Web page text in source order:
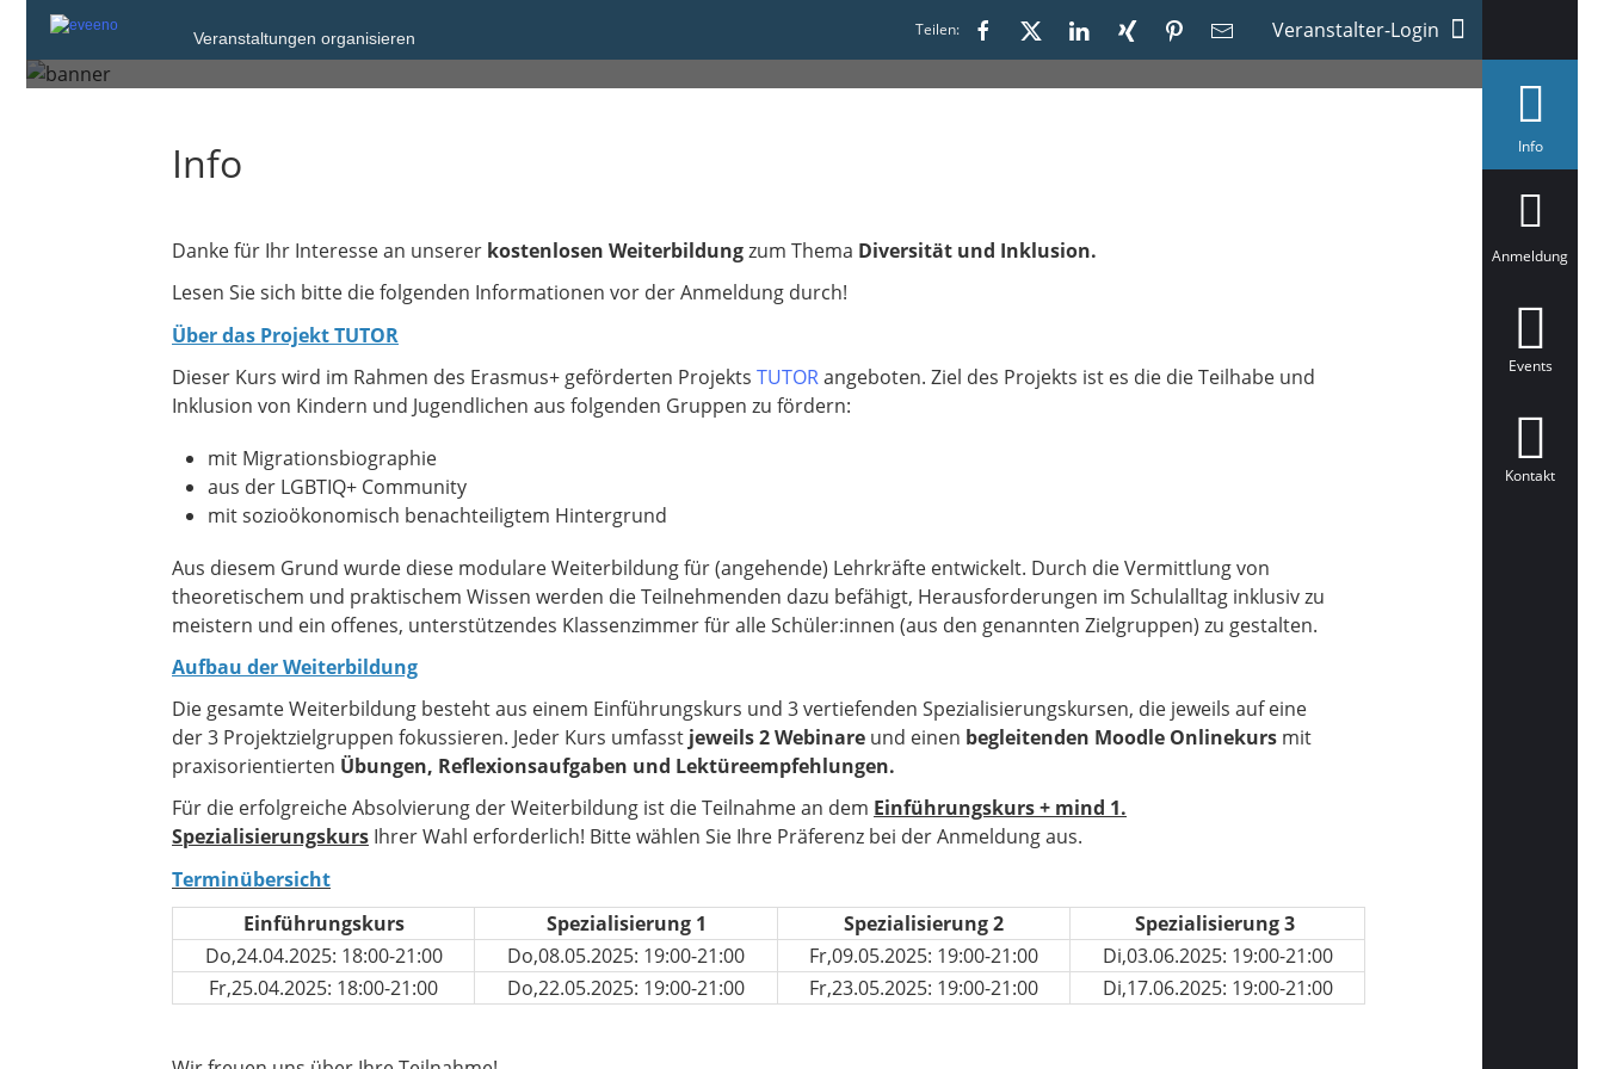
Veranstaltungen organisieren Teilen: Veranstalter-Login
TUTOR Fortbildung: Diversität und Inklusion
Infoa
ä
t
Anmeldung
Events
Kontakt
Info
Danke für Ihr Interesse an unserer kostenlosen Weiterbildungzum Thema Diversität und Inklusion.
Lesen Sie sich bitte die folgenden Informationen vor der Anmeldung durch!
Über das Projekt TUTOR
Dieser Kurs wird im Rahmen des Erasmus+ geförderten Projekts TUTORangeboten. Ziel des Projekts ist es die die Teilhabe und
Inklusion von Kindern und Jugendlichen aus folgenden Gruppen zu fördern:
mit Migrationsbiographie
aus der LGBTIQ+ Community
mit sozioökonomisch benachteiligtem Hintergrund
Aus diesem Grund wurde diese modulare Weiterbildung für (angehende) Lehrkräfte entwickelt. Durch die Vermittlung von
theoretischem und praktischem Wissen werden die Teilnehmenden dazu befähigt, Herausforderungen im Schulalltag inklusiv zu
meistern und ein offenes, unterstützendes Klassenzimmer für alle Schüler:innen (aus den genannten Zielgruppen) zu gestalten.
Aufbau der Weiterbildung
Die gesamte Weiterbildung besteht aus einem Einführungskurs und 3 vertiefenden Spezialisierungskursen, die jeweils auf eine
der 3 Projektzielgruppen fokussieren. Jeder Kurs umfasst jeweils 2 Webinare und einen begleitenden Moodle Onlinekurs mit
praxisorientierten Übungen, Reflexionsaufgaben und Lektüreempfehlungen.
Für die erfolgreiche Absolvierung der Weiterbildung ist die Teilnahme an dem Einführungskurs + mind 1.
Spezialisierungskurs Ihrer Wahl erforderlich! Bitte wählen Sie Ihre Präferenz bei der Anmeldung aus.
Terminübersicht
Einführungskurs
Spezialisierung 1 Spezialisierung 2
Spezialisierung 3
Do,24.04.2025: 18:00-21:00
Do,08.05.2025: 19:00-21:00 Fr,09.05.2025: 19:00-21:00
Di,03.06.2025: 19:00-21:00
Fr,25.04.2025: 18:00-21:00
Do,22.05.2025: 19:00-21:00 Fr,23.05.2025: 19:00-21:00 Di,17.06.2025: 19:00-21:00